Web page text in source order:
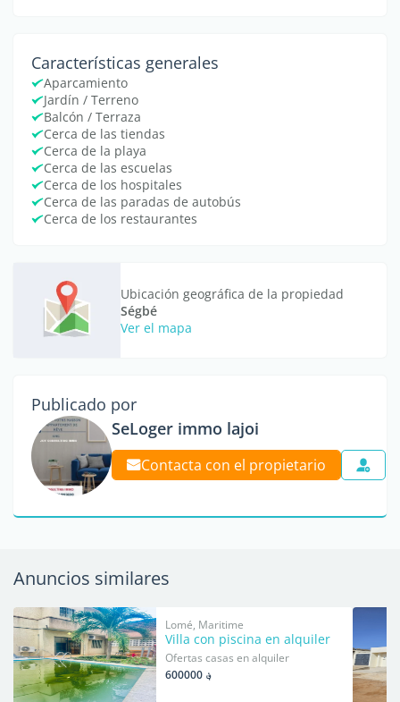
Características generales
Aparcamiento
Jardín / Terreno
Balcón / Terraza
Cerca de las tiendas
Cerca de la playa
Cerca de las escuelas
Cerca de los hospitales
Cerca de las paradas de autobús
Cerca de los restaurantes
Ubicación geográfica de la propiedad
Ségbé
Ver el mapa
Publicado por
SeLoger immo lajoi
Contacta con el propietario
Anuncios similares
Lomé, Maritime
Villa con piscina en alquiler
Ofertas casas en alquiler
؋ 600000